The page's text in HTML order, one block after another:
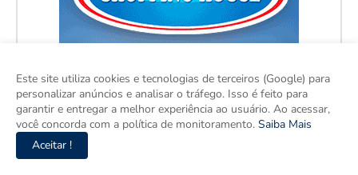
Este site utiliza cookies e tecnologias de terceiros (Google) para
personalizar anúncios e analisar o tráfego. Isso é feito para
garantir e entregar a melhor experiência ao usuário. Ao acessar,
você concorda com a política de monitoramento. Saiba Mais
Aceitar !